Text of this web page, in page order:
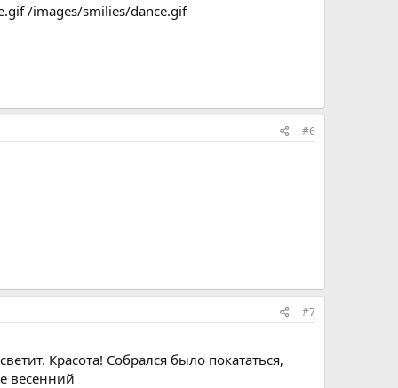
/images/smilies/dance.gif
#6
#7
Красота! Собрался было покататься,
весенний